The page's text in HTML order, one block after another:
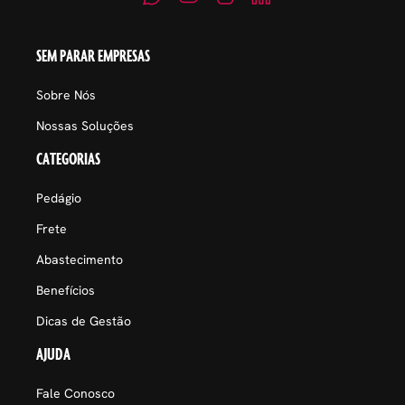
SEM PARAR EMPRESAS
Sobre Nós
Nossas Soluções
CATEGORIAS
Pedágio
Frete
Abastecimento
Benefícios
Dicas de Gestão
AJUDA
Fale Conosco